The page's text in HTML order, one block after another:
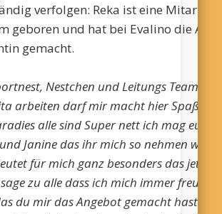
verfolgen: Reka ist eine
geboren und hat bei Evalino die
gemacht.
, Nestchen undLeitungs Team
arbeiten darf mir macht hier Spaß
alle sind Super nett ich mag
Janine das ihr mich so nehmen wie
für mich ganz besonders das jetzt
zu alle dass ich mich immer freue
du mir das Angebot gemacht hast